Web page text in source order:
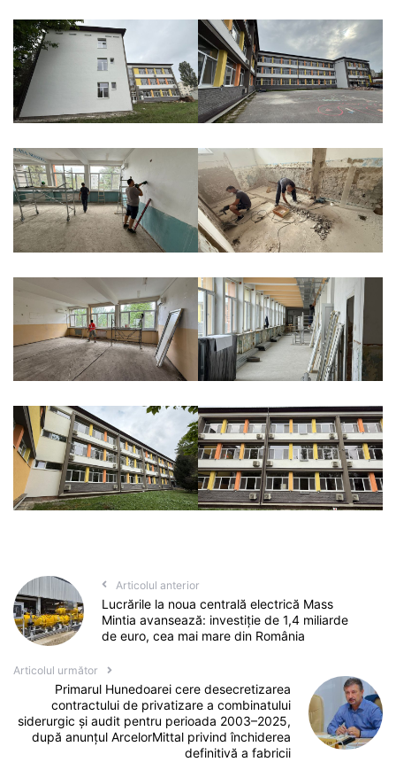
Articolul anterior
Lucrările la noua centrală electrică Mass
Mintia avansează: investiție de 1,4 miliarde
de euro, cea mai mare din România
Articolul următor
Primarul Hunedoarei cere desecretizarea
contractului de privatizare a combinatului
siderurgic și audit pentru perioada 2003–2025,
după anunțul ArcelorMittal privind închiderea
definitivă a fabricii